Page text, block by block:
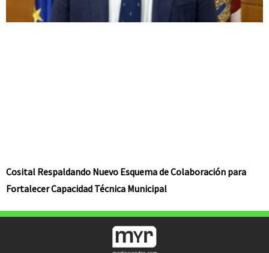
Cosital Respaldando Nuevo Esquema de Colaboración para
Fortalecer Capacidad Técnica Municipal